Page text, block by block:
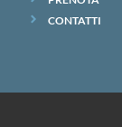
CONTATTI